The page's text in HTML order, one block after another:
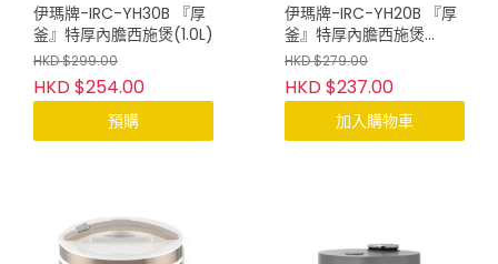
伊瑪牌-IRC-YH30B 『厚
釜』特厚內膽西施煲(1.0L)
HKD $299.00
HKD $254.00
預購
伊瑪牌-IRC-YH20B 『厚
釜』特厚內膽西施煲
(0.8L)
HKD $279.00
HKD $237.00
加入購物車